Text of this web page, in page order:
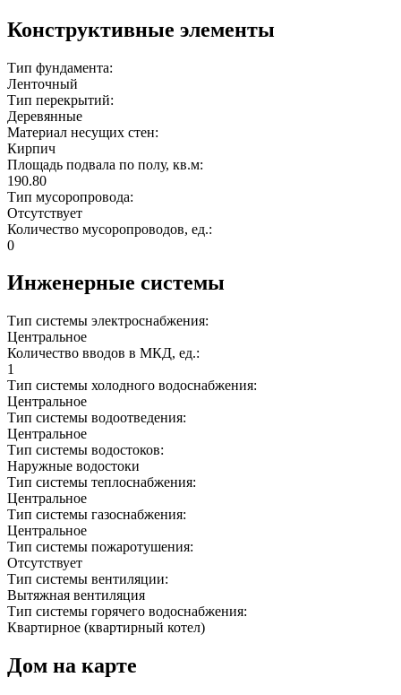
Конструктивные элементы
Тип фундамента:
Ленточный
Тип перекрытий:
Деревянные
Материал несущих стен:
Кирпич
Площадь подвала по полу, кв.м:
190.80
Тип мусоропровода:
Отсутствует
Количество мусоропроводов, ед.:
0
Инженерные системы
Тип системы электроснабжения:
Центральное
Количество вводов в МКД, ед.:
1
Тип системы холодного водоснабжения:
Центральное
Тип системы водоотведения:
Центральное
Тип системы водостоков:
Наружные водостоки
Тип системы теплоснабжения:
Центральное
Тип системы газоснабжения:
Центральное
Тип системы пожаротушения:
Отсутствует
Тип системы вентиляции:
Вытяжная вентиляция
Тип системы горячего водоснабжения:
Квартирное (квартирный котел)
Дом на карте